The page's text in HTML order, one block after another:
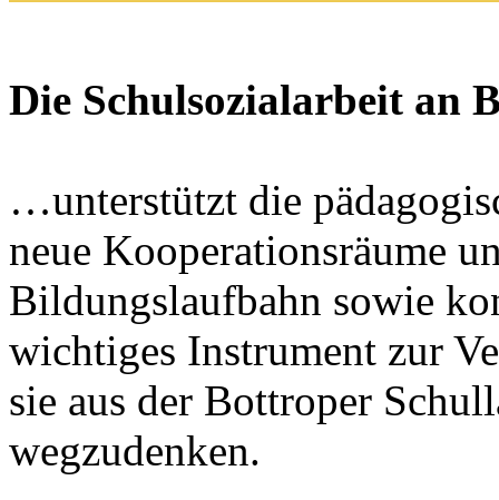
Die Schulsozialarbeit an
…unterstützt die
neue Kooperationsräume
Bildungslaufbahn sowie
wichtiges Instrument zur
sie aus der Bottroper
wegzudenken.